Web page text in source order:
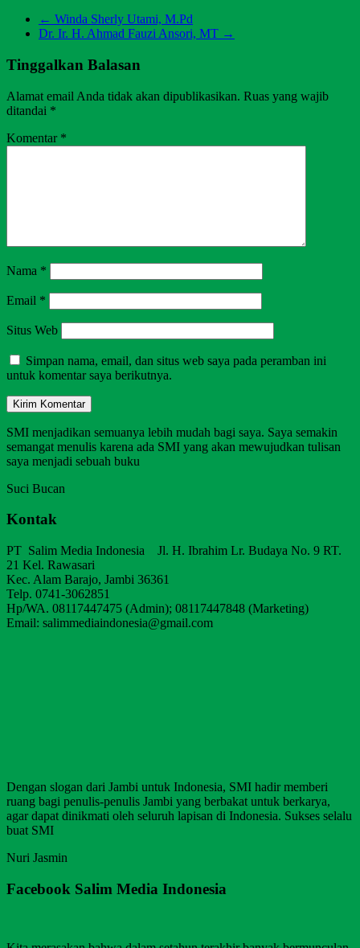
← Winda Sherly Utami, M.Pd
Dr. Ir. H. Ahmad Fauzi Ansori, MT →
Tinggalkan Balasan
Alamat email Anda tidak akan dipublikasikan. Ruas yang wajib
ditandai *
Komentar *
Nama *
Email *
Situs Web
Simpan nama, email, dan situs web saya pada peramban ini
untuk komentar saya berikutnya.
SMI menjadikan semuanya lebih mudah bagi saya. Saya semakin
semangat menulis karena ada SMI yang akan mewujudkan tulisan
saya menjadi sebuah buku
Suci Bucan
Kontak
PT Salim Media Indonesia Jl. H. Ibrahim Lr. Budaya No. 9 RT.
21 Kel. Rawasari
Kec. Alam Barajo, Jambi 36361
Telp. 0741-3062851
Hp/WA. 08117447475 (Admin); 08117447848 (Marketing)
Email: salimmediaindonesia@gmail.com
Dengan slogan dari Jambi untuk Indonesia, SMI hadir memberi
ruang bagi penulis-penulis Jambi yang berbakat untuk berkarya,
agar dapat dinikmati oleh seluruh lapisan di Indonesia. Sukses selalu
buat SMI
Nuri Jasmin
Facebook Salim Media Indonesia